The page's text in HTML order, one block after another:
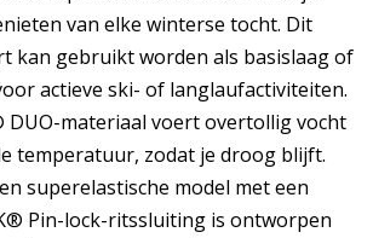
van elke winterse tocht. Dit
kan gebruikt worden als basislaag of
actieve ski- of langlaufactiviteiten.
DUO-materiaal voert overtollig vocht
temperatuur, zodat je droog blijft.
superelastische model met een
Pin-lock-ritssluiting is ontworpen